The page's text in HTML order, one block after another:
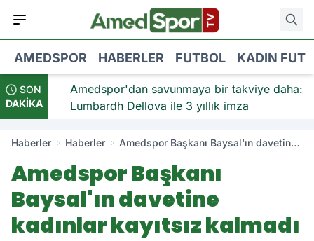
AMEDSPOR HABERLER FUTBOL KADIN
SON
DAKİKA
Amedspor'dan savunmaya bir takviye daha:
Lumbardh Dellova ile 3 yıllık imza
Haberler Haberler
Amedspor Başkanı Baysal'ın davetine
Amedspor Başkanı
Baysal'ın davetine
kadınlar kayıtsız kalmadı